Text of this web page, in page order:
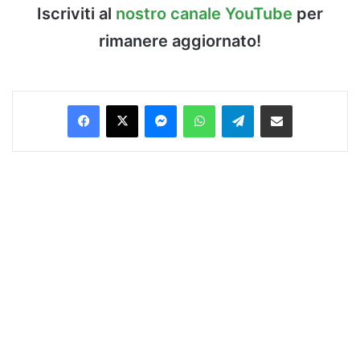
Iscriviti al nostro canale YouTube per
rimanere aggiornato!
Facebook
X MessengerWhatsAppTelegramCondividi via Email